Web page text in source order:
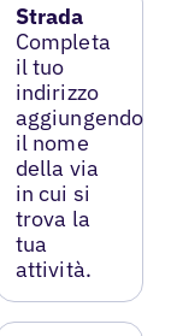
Strada
Completa
il tuo
indirizzo
aggiungendo
il nome
della via
in cui si
trova la
tua
attività.